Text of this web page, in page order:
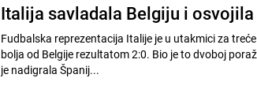
Italija savladala Belgiju i
Fudbalska reprezentacija Italije je u utakmici za
bolja od Belgije rezultatom 2:0. Bio je to dvoboj
je nadigrala Španij...